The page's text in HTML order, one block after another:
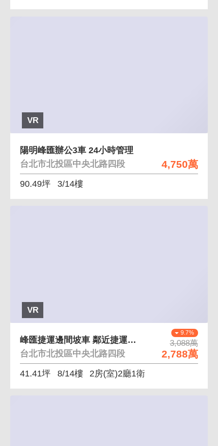
VR
4,750萬
陽明峰匯辦公3車 24小時管理
台北市北投區中央北路四段
90.49坪 3/14樓
VR
9.7%
3,088萬
2,788萬
峰匯捷運邊間坡車 鄰近捷運靜巷大中庭全日保全管理
台北市北投區中央北路四段
41.41坪 8/14樓 2房(室)2廳1衛